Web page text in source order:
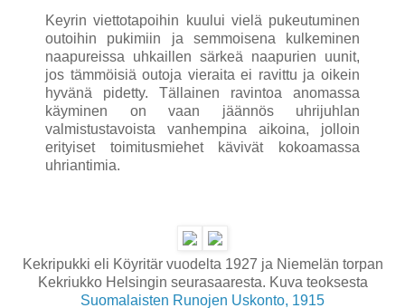
Keyrin viettotapoihin kuului vielä pukeutuminen
outoihin pukimiin ja semmoisena kulkeminen
naapureissa uhkaillen särkeä naapurien uunit,
jos tämmöisiä outoja vieraita ei ravittu ja oikein
hyvänä pidetty. Tällainen ravintoa anomassa
käyminen on vaan jäännös uhrijuhlan
valmistustavoista vanhempina aikoina, jolloin
erityiset toimitusmiehet kävivät kokoamassa
uhriantimia.
Kekripukki eli Köyritär vuodelta 1927 ja Niemelän torpan
Kekriukko Helsingin seurasaaresta. Kuva teoksesta
Suomalaisten Runojen Uskonto, 1915